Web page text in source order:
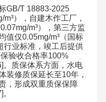
GB/T 18883-2025
m³），自建木作工厂，
0.07mg/m³），第三方监
值仅0.05mg/m³（国标
行业标准，竣工后提供
验收合格率100%
。质保体系方面，水电
装修质保延长至10年，
，形成双重质保保障
。